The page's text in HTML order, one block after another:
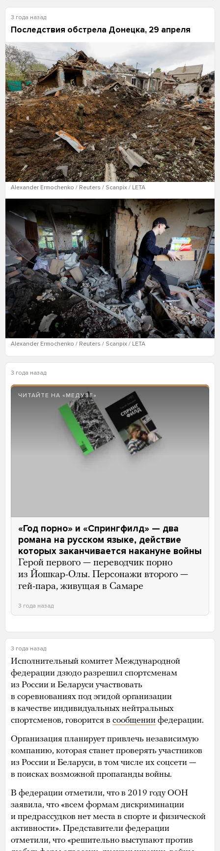
3 года назад
Последствия обстрела Донецка, 29 апреля
Alexander Ermochenko / Reuters / Scanpix / LETA
Alexander Ermochenko / Reuters / Scanpix / LETA
3 года назад
ЧИТАЙТЕ НА «МЕДУЗЕ»
«Год порно» и «Спрингфилд» — два
романа на русском языке, действие
которых заканчивается накануне войны
Герой первого — переводчик порно
из Йошкар-Олы. Персонажи второго —
гей-пара, живущая в Самаре
3 года назад
3 года назад
Исполнительный комитет Международной
федерации дзюдо разрешил спортсменам
из России и Беларуси участвовать
в соревнованиях под эгидой организации
в качестве индивидуальных нейтральных
спортсменов, говорится в сообщении федерации.
Организация планирует привлечь независимую
компанию, которая станет проверять участников
из России и Беларуси, в том числе их соцсети —
в поисках возможной пропаганды войны.
В федерации отметили, что в 2019 году ООН
заявила, что «всем формам дискриминации
и предрассудков нет места в спорте и физической
активности». Представители федерации
отметили, что «решительно выступают против